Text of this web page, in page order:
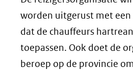
worden uitgerust met
dat de chauffeurs
toepassen. Ook doet de
beroep op de provincie